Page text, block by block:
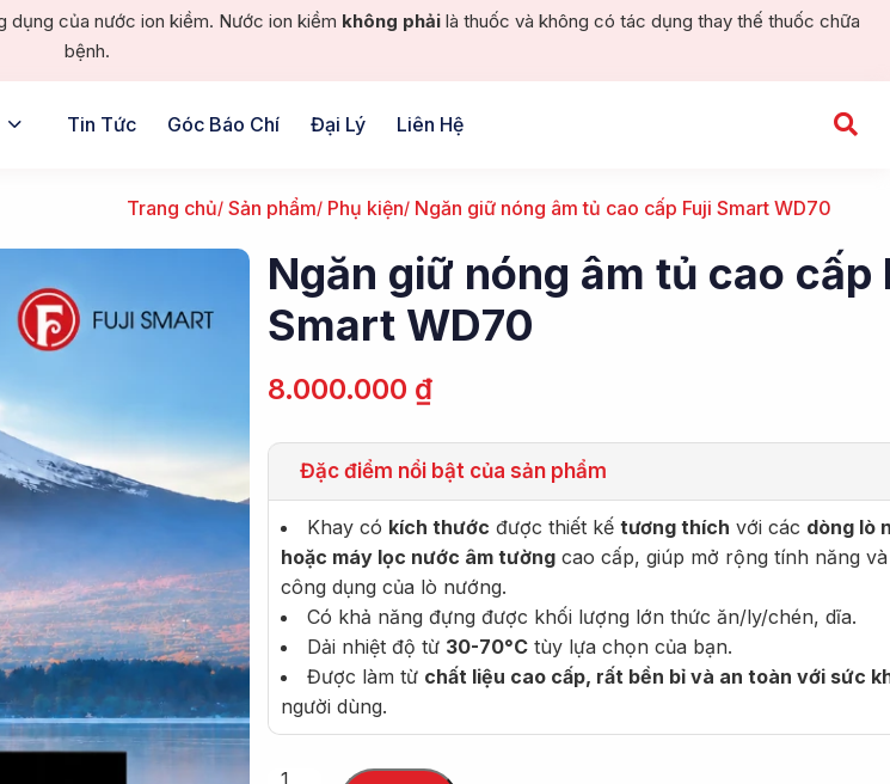
dụng của nước ion kiềm. Nước ion kiềm không phải là thuốc và không có tác dụng thay thế thuốc chữa
bệnh.
Tin Tức Góc Báo Chí Đại Lý Liên Hệ
Trang chủ Sản phẩm Phụ kiện Ngăn giữ nóng âm tủ cao cấp Fuji Smart WD70
Ngăn giữ nóng âm tủ cao cấp
Smart WD70
8.000.000 ₫
Đặc điểm nổi bật của sản phẩm
Khay có kích thước được thiết kế tương thích với các dòng lò
hoặc máy lọc nước âm tườngcao cấp, giúp mở rộng tính năng
công dụng của lò nướng.
Có khả năng đựng được khối lượng lớn thức ăn/ly/chén, dĩa.
Dải nhiệt độ từ 30-70°Ctùy lựa chọn của bạn.
Được làm từ chất liệu cao cấp, rất bền bỉ và an toàn với sức
người dùng.